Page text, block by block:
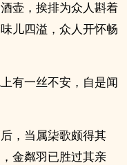
壶，挨排为众人斟着
儿四溢，众人开怀畅
有一丝不安，自是闻
，当属柒歌颇得其
金粼羽已胜过其亲